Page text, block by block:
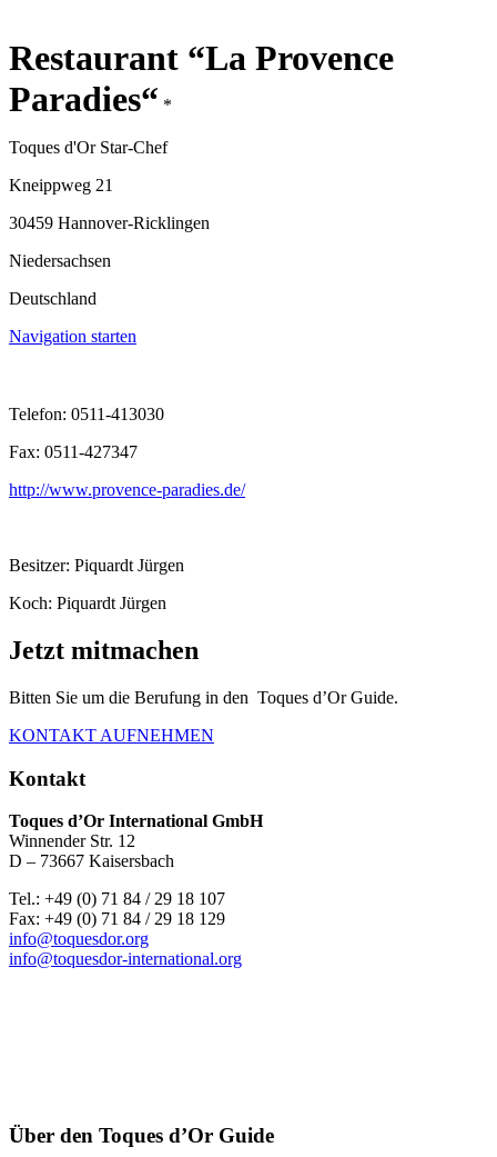
Restaurant “La Provence
Paradies“ *
Toques d'Or Star-Chef
Kneippweg 21
30459 Hannover-Ricklingen
Niedersachsen
Deutschland
Navigation starten
Telefon: 0511-413030
Fax: 0511-427347
http://www.provence-paradies.de/
Besitzer: Piquardt Jürgen
Koch: Piquardt Jürgen
Jetzt mitmachen
Bitten Sie um die Berufung in den Toques d’Or Guide.
KONTAKT AUFNEHMEN
Kontakt
Toques d’Or International GmbH
Winnender Str. 12
D – 73667 Kaisersbach
Tel.: +49 (0) 71 84 / 29 18 107
Fax: +49 (0) 71 84 / 29 18 129
info@toquesdor.org
info@toquesdor-international.org
Über den Toques d’Or Guide